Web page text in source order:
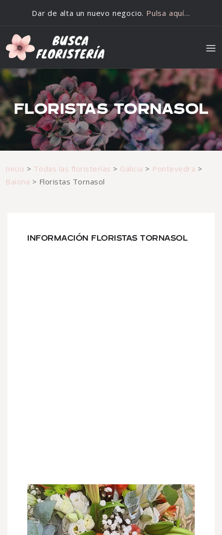
Dar de alta un nuevo negocio. Pulsa aquí…
FLORISTAS TORNASOL
Inicio > Todas las floristerías > Galicia > Pontevedra >
Baiona > Floristas Tornasol
INFORMACIÓN FLORISTAS TORNASOL